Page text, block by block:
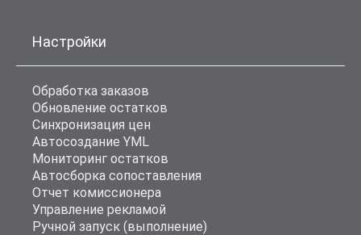
Настройки
Обработка заказов
Обновление остатков
Синхронизация цен
Автосоздание YML
Мониторинг остатков
Автосборка сопоставления
Отчет комиссионера
Управление рекламой
Ручной запуск (выполнение)